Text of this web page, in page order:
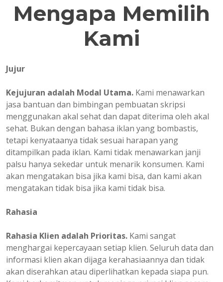
Mengapa Memilih
Kami
Jujur
Kejujuran adalah Modal Utama. Kami menawarkan
jasa bantuan dan bimbingan pembuatan skripsi
menggunakan akal sehat dan dapat diterima oleh akal
sehat. Bukan dengan bahasa iklan yang bombastis,
tetapi kenyataanya tidak sesuai harapan yang
ditampilkan pada iklan. Kami tidak menawarkan janji
palsu hanya sekedar untuk menarik konsumen. Kami
akan mengatakan bisa jika kami bisa, dan kami akan
mengatakan tidak bisa jika kami tidak bisa.
Rahasia
Rahasia Klien adalah Prioritas. Kami sangat
menghargai kepercayaan setiap klien. Seluruh data dan
informasi klien akan dijaga kerahasiaannya dan tidak
akan diserahkan atau diperlihatkan kepada siapa pun.